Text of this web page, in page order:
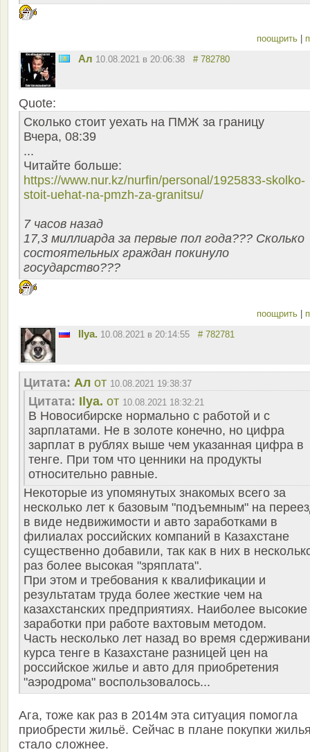
поощрить |
Ал 10.08.2021 в 20:06:38 # 782780
Quote:
Сколько стоит уехать на ПМЖ за границу
Вчера, 08:39
...
Читайте больше:
https://www.nur.kz/nurfin/personal/1925833-skolko-
stoit-uehat-na-pmzh-za-granitsu/
7 часов назад
17,3 миллиарда за первые пол года??? Сколько
состоятельных граждан покинуло
государство???
поощрить |
Ilya. 10.08.2021 в 20:14:55 # 782781
Цитата: Ал от 10.08.2021 19:38:37
Цитата: Ilya. от 10.08.2021 18:32:21
В Новосибирске нормально с работой и с
зарплатами. Не в золоте конечно, но цифра
зарплат в рублях выше чем указанная цифра в
тенге. При том что ценники на продукты
относительно равные.
Некоторые из упомянутых знакомых всего за
несколько лет к базовым "подъемным" на
в виде недвижимости и авто заработками в
филиалах российских компаний в Казахстане
существенно добавили, так как в них в
раз более высокая "зряплата".
При этом и требования к квалификации и
результатам труда более жесткие чем на
казахстанских предприятиях. Наиболее высокие
заработки при работе вахтовым методом.
Часть несколько лет назад во время
курса тенге в Казахстане разницей цен на
российское жилье и авто для приобретения
"аэродрома" воспользовалось...
Ага, тоже как раз в 2014м эта ситуация помогла
приобрести жильё. Сейчас в плане покупки
стало сложнее.